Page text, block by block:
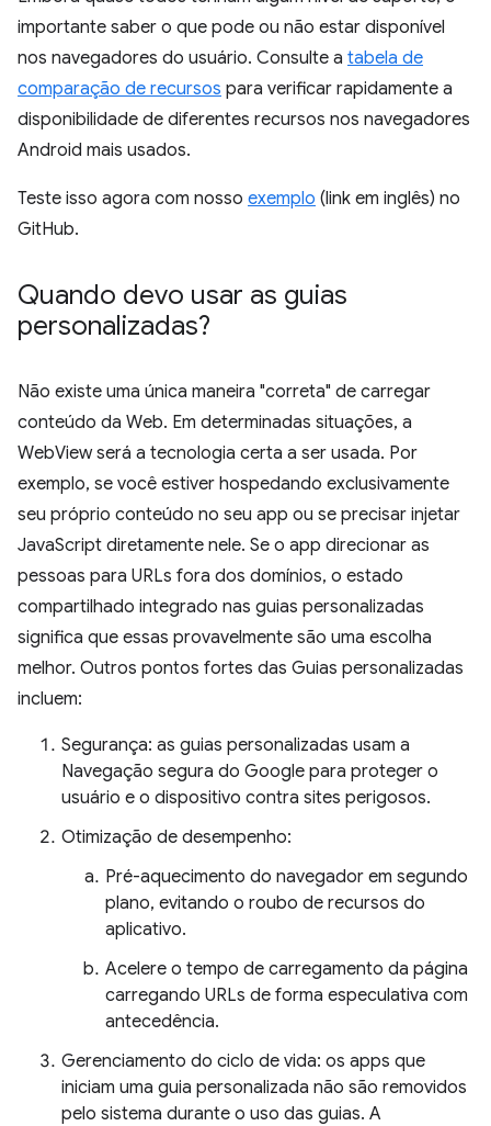
importante saber o que pode ou não estar disponível
nos navegadores do usuário. Consulte a tabela de
comparação de recursos para verificar rapidamente a
disponibilidade de diferentes recursos nos navegadores
Android mais usados.
Teste isso agora com nosso exemplo (link em inglês) no
GitHub.
Quando devo usar as guias
personalizadas?
Não existe uma única maneira "correta" de carregar
conteúdo da Web. Em determinadas situações, a
WebView será a tecnologia certa a ser usada. Por
exemplo, se você estiver hospedando exclusivamente
seu próprio conteúdo no seu app ou se precisar injetar
JavaScript diretamente nele. Se o app direcionar as
pessoas para URLs fora dos domínios, o estado
compartilhado integrado nas guias personalizadas
significa que essas provavelmente são uma escolha
melhor. Outros pontos fortes das Guias personalizadas
incluem:
Segurança: as guias personalizadas usam a
Navegação segura do Google para proteger o
usuário e o dispositivo contra sites perigosos.
Otimização de desempenho:
Pré-aquecimento do navegador em segundo
plano, evitando o roubo de recursos do
aplicativo.
Acelere o tempo de carregamento da página
carregando URLs de forma especulativa com
antecedência.
Gerenciamento do ciclo de vida: os apps que
iniciam uma guia personalizada não são removidos
pelo sistema durante o uso das guias. A